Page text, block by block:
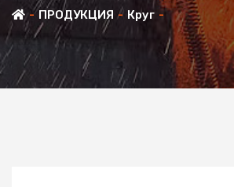
ПРОДУКЦИЯ Круг